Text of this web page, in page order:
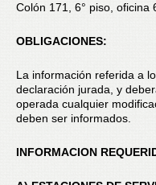
Colón 171, 6° piso,
OBLIGACIONES:
La información referida a
declaración jurada, y
operada cualquier
deben ser informados.
INFORMACION